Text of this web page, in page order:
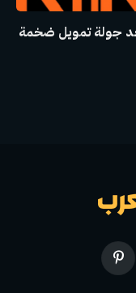
22 مليار دولار بعد جولة تمويل ضخمة
بينتيريست